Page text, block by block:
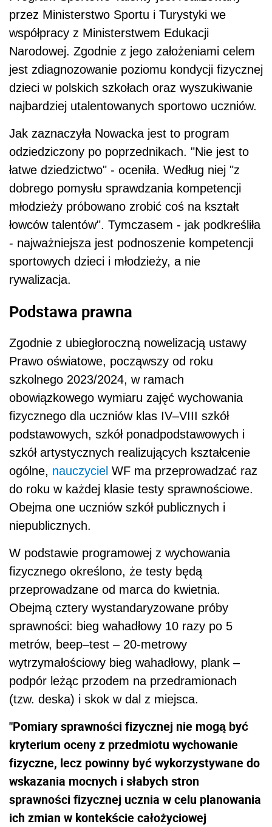
przez Ministerstwo Sportu i Turystyki we
współpracy z Ministerstwem Edukacji
Narodowej. Zgodnie z jego założeniami celem
jest zdiagnozowanie poziomu kondycji fizycznej
dzieci w polskich szkołach oraz wyszukiwanie
najbardziej utalentowanych sportowo uczniów.
Jak zaznaczyła Nowacka jest to program
odziedziczony po poprzednikach. "Nie jest to
łatwe dziedzictwo" - oceniła. Według niej "z
dobrego pomysłu sprawdzania kompetencji
młodzieży próbowano zrobić coś na kształt
łowców talentów". Tymczasem - jak podkreśliła
- najważniejsza jest podnoszenie kompetencji
sportowych dzieci i młodzieży, a nie
rywalizacja.
Podstawa prawna
Zgodnie z ubiegłoroczną nowelizacją ustawy
Prawo oświatowe, począwszy od roku
szkolnego 2023/2024, w ramach
obowiązkowego wymiaru zajęć wychowania
fizycznego dla uczniów klas IV–VIII szkół
podstawowych, szkół ponadpodstawowych i
szkół artystycznych realizujących kształcenie
ogólne, nauczyciel WF ma przeprowadzać raz
do roku w każdej klasie testy sprawnościowe.
Obejma one uczniów szkół publicznych i
niepublicznych.
W podstawie programowej z wychowania
fizycznego określono, że testy będą
przeprowadzane od marca do kwietnia.
Obejmą cztery wystandaryzowane próby
sprawności: bieg wahadłowy 10 razy po 5
metrów, beep–test – 20-metrowy
wytrzymałościowy bieg wahadłowy, plank –
podpór leżąc przodem na przedramionach
(tzw. deska) i skok w dal z miejsca.
"Pomiary sprawności fizycznej nie mogą być
kryterium oceny z przedmiotu wychowanie
fizyczne, lecz powinny być wykorzystywane do
wskazania mocnych i słabych stron
sprawności fizycznej ucznia w celu planowania
ich zmian w kontekście całożyciowej